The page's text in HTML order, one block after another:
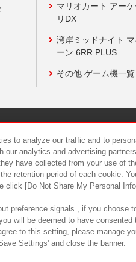
マリオカート アー
リDX
湾岸ミッドナイト マ
ーン 6RR PLUS
その他 ゲーム機一覧
食品のご提供について
to analyze our traffic and to
our analytics and advertising
have collected from your use of
retention period of each cookie.
click [Do Not Share My Personal
preference signals , if you choose
will be deemed to have
to this setting, please manage
Settings' and close the banner.